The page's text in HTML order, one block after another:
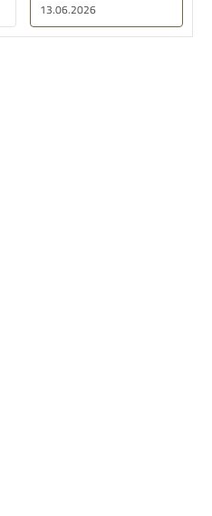
13.06.2026